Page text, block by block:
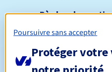
Règles de
Poursuivre sans accepter
Protéger